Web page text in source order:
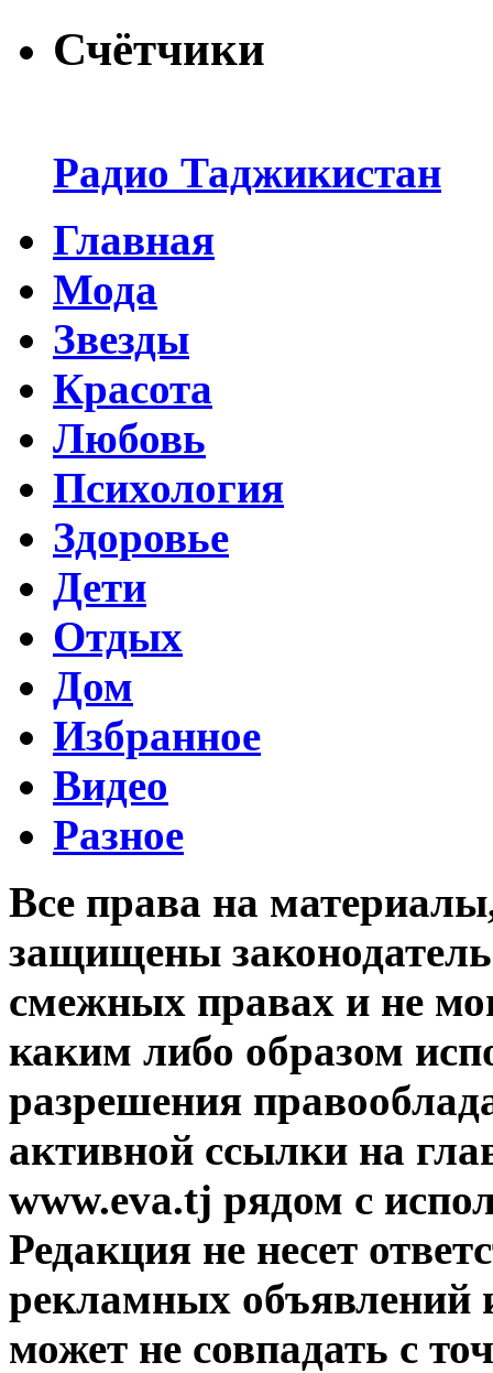
Счётчики
Радио Таджикистан
Главная
Мода
Звезды
Красота
Любовь
Психология
Здоровье
Дети
Отдых
Дом
Избранное
Видео
Разное
Все права на
защищены
смежных правах и не
каким либо образом
разрешения
активной ссылки на
www.eva.tj рядом с
Редакция не несет
рекламных объявлений
может не совпадать с